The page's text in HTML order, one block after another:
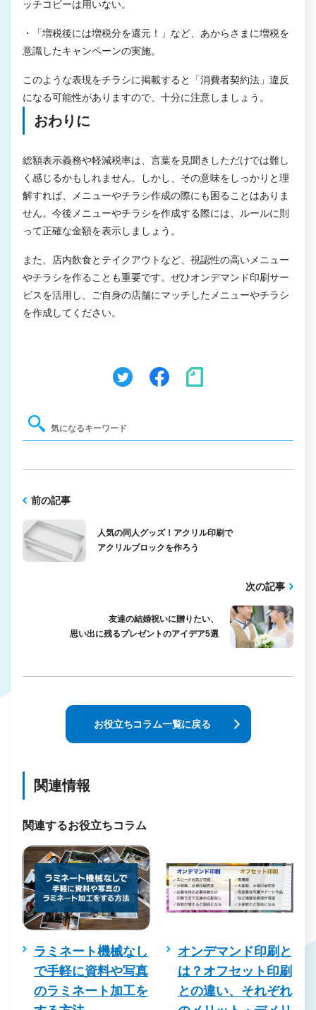
ッチコピーは用いない。
・「増税後には増税分を還元！」など、あからさまに増税を
意識したキャンペーンの実施。
このような表現をチラシに掲載すると「消費者契約法」違反
になる可能性がありますので、十分に注意しましょう。
おわりに
総額表示義務や軽減税率は、言葉を見聞きしただけでは難し
く感じるかもしれません。しかし、その意味をしっかりと理
解すれば、メニューやチラシ作成の際にも困ることはありま
せん。今後メニューやチラシを作成する際には、ルールに則
って正確な金額を表示しましょう。
また、店内飲食とテイクアウトなど、視認性の高いメニュー
やチラシを作ることも重要です。ぜひオンデマンド印刷サー
ビスを活用し、ご自身の店舗にマッチしたメニューやチラシ
を作成してください。
前の記事
人気の同人グッズ！アクリル印刷で
アクリルブロックを作ろう
次の記事
友達の結婚祝いに贈りたい、
思い出に残るプレゼントのアイデア5選
お役立ちコラム一覧に戻る
関連情報
関連するお役立ちコラム
ラミネート機械なし
で手軽に資料や写真
のラミネート加工を
オンデマンド印刷と
は？オフセット印刷
との違い、それぞれ